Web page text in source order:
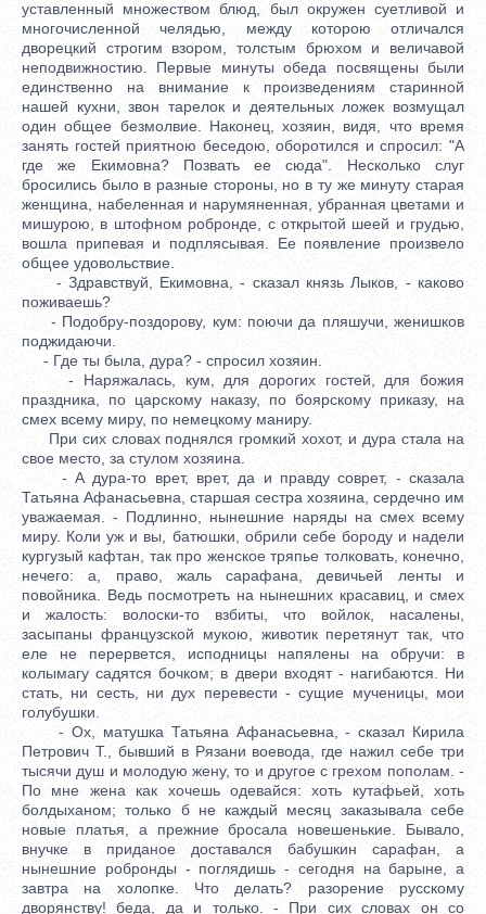
уставленный множеством блюд, был окружен суетливой и
многочисленной челядью, между которою отличался
дворецкий строгим взором, толстым брюхом и величавой
неподвижностию. Первые минуты обеда посвящены были
единственно на внимание к произведениям старинной
нашей кухни, звон тарелок и деятельных ложек возмущал
один общее безмолвие. Наконец, хозяин, видя, что время
занять гостей приятною беседою, оборотился и спросил: "А
где же Екимовна? Позвать ее сюда". Несколько слуг
бросились было в разные стороны, но в ту же минуту старая
женщина, набеленная и нарумяненная, убранная цветами и
мишурою, в штофном робронде, с открытой шеей и грудью,
вошла припевая и подплясывая. Ее появление произвело
общее удовольствие.
- Здравствуй, Екимовна, - сказал князь Лыков, - каково
поживаешь?
- Подобру-поздорову, кум: поючи да пляшучи, женишков
поджидаючи.
- Где ты была, дура? - спросил хозяин.
- Наряжалась, кум, для дорогих гостей, для божия
праздника, по царскому наказу, по боярскому приказу, на
смех всему миру, по немецкому маниру.
При сих словах поднялся громкий хохот, и дура стала на
свое место, за стулом хозяина.
- А дура-то врет, врет, да и правду соврет, - сказала
Татьяна Афанасьевна, старшая сестра хозяина, сердечно им
уважаемая. - Подлинно, нынешние наряды на смех всему
миру. Коли уж и вы, батюшки, обрили себе бороду и надели
кургузый кафтан, так про женское тряпье толковать, конечно,
нечего: а, право, жаль сарафана, девичьей ленты и
повойника. Ведь посмотреть на нынешних красавиц, и смех
и жалость: волоски-то взбиты, что войлок, насалены,
засыпаны французской мукою, животик перетянут так, что
еле не перервется, исподницы напялены на обручи: в
колымагу садятся бочком; в двери входят - нагибаются. Ни
стать, ни сесть, ни дух перевести - сущие мученицы, мои
голубушки.
- Ох, матушка Татьяна Афанасьевна, - сказал Кирила
Петрович Т., бывший в Рязани воевода, где нажил себе три
тысячи душ и молодую жену, то и другое с грехом пополам. -
По мне жена как хочешь одевайся: хоть кутафьей, хоть
болдыханом; только б не каждый месяц заказывала себе
новые платья, а прежние бросала новешенькие. Бывало,
внучке в приданое доставался бабушкин сарафан, а
нынешние робронды - поглядишь - сегодня на барыне, а
завтра на холопке. Что делать? разорение русскому
дворянству! беда, да и только. - При сих словах он со